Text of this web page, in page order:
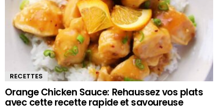
RECETTES
Orange Chicken Sauce: Rehaussez vos plats
avec cette recette rapide et savoureuse